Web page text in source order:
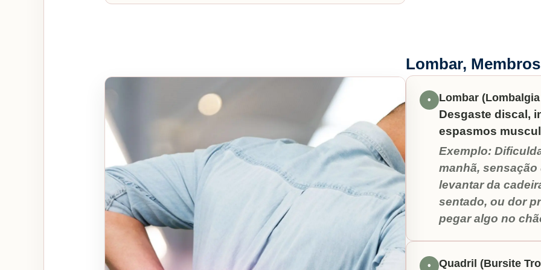
Lombar,
•
Lombar
Desgaste discal,
espasmos
Exemplo:
manhã,
levantar da
sentado, ou dor
pegar algo no
• Quadril (Bursite